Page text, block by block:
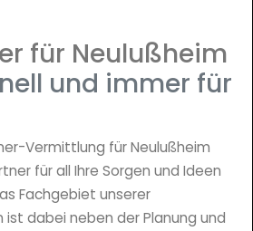
für Neulußheim
und immer für
Vermittlung für Neulußheim
für all Ihre Sorgen und Ideen
Fachgebiet unserer
dabei neben der Planung und